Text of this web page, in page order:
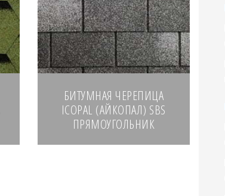
БИТУМНАЯ ЧЕРЕПИЦА
ICOPAL (АЙКОПАЛ) SBS
ПРЯМОУГОЛЬНИК